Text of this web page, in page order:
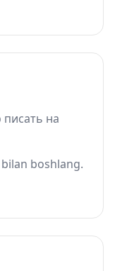
на
boshlang.